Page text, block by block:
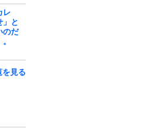
レ
」と
のだ
を見る